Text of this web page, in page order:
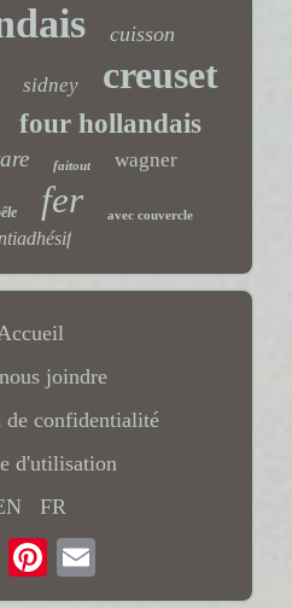
cuisson
sidney creuset
four hollandais
faitout wagner
fer avec couvercle
joindre
de confidentialité
d'utilisation
FR